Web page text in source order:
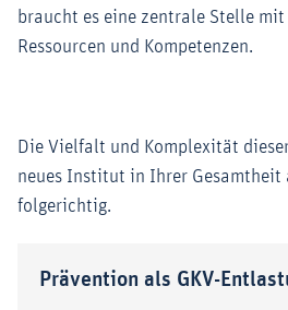
braucht es eine zentrale Stelle mit
Ressourcen und Kompetenzen.
Die Vielfalt und Komplexität
neues Institut in Ihrer Gesamtheit
folgerichtig.
Prävention als GKV-